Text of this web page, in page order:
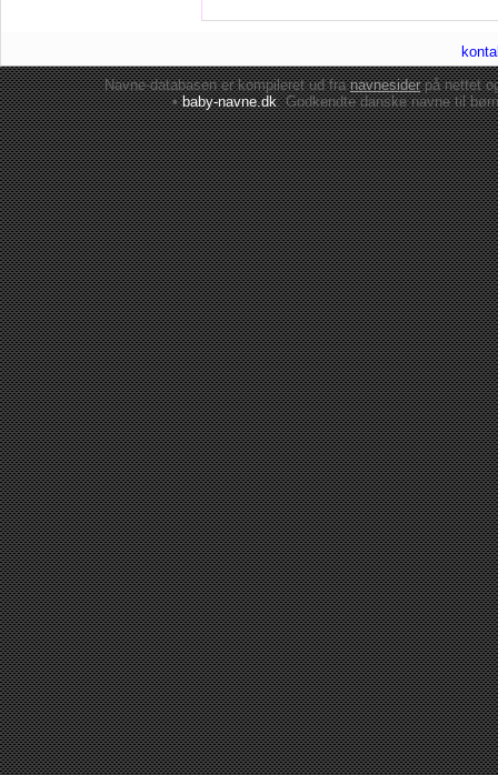
Navne-databasen er kompileret ud franavnesiderpå nettet
•baby-navne.dk: Godkendte danskenavne til børn